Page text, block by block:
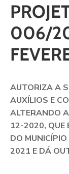
006/
AUTORIZA A
AUXÍLIOS E
ALTERANDO
12-2020, QUE
DO
2021 E DÁ